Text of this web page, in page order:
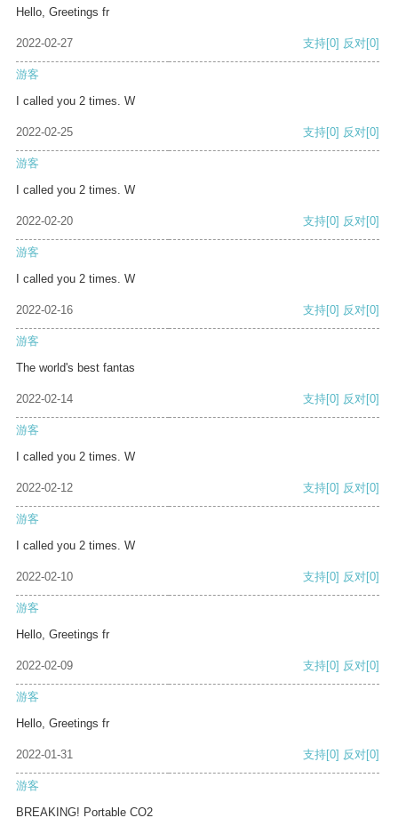
Hello, Greetings fr
2022-02-27 支持[0] 反对[0]
游客
I called you 2 times. W
2022-02-25 支持[0] 反对[0]
游客
I called you 2 times. W
2022-02-20 支持[0] 反对[0]
游客
I called you 2 times. W
2022-02-16 支持[0] 反对[0]
游客
The world's best fantas
2022-02-14 支持[0] 反对[0]
游客
I called you 2 times. W
2022-02-12 支持[0] 反对[0]
游客
I called you 2 times. W
2022-02-10 支持[0] 反对[0]
游客
Hello, Greetings fr
2022-02-09 支持[0] 反对[0]
游客
Hello, Greetings fr
2022-01-31 支持[0] 反对[0]
游客
BREAKING! Portable CO2